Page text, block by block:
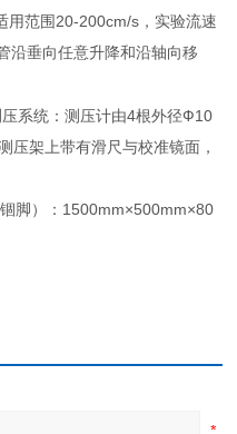
用范围20-200cm/s，实验流速
沿垂向任意升降和沿轴向移
压系统：测压计由4根外径Ф10
压架上带有滑尺与校准镜面，
脚）：1500mm×500mm×80